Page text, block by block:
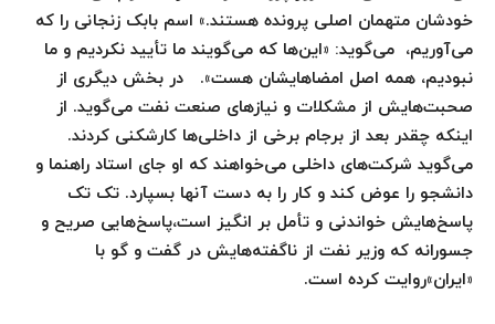
خودشان متهمان اصلی پرونده هستند.» اسم بابک زنجانی را که
می‌آوریم، می‌گوید: «این‌ها که می‌گویند ما تأیید نکردیم و ما
نبودیم، همه اصل امضاهایشان هست». در بخش دیگری از
صحبت‌هایش از مشکلات و نیازهای صنعت نفت می‌گوید. از
اینکه چقدر بعد از برجام برخی از داخلی‌ها کارشکنی کردند.
می‌گوید شرکت‌های داخلی می‌خواهند که او جای استاد راهنما و
دانشجو را عوض کند و کار را به دست آنها بسپارد. تک تک
پاسخ‌هایش خواندنی و تأمل بر انگیز است،‌پاسخ‌هایی صریح و
جسورانه که وزیر نفت از ناگفته‌هایش در گفت‌ و‌ گو با
«ایران»روایت کرده است.